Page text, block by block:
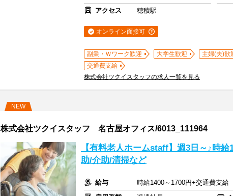
アクセス
穂積駅
オンライン面接可
副業・Ｗワーク歓迎 大学生歓迎 主婦(夫)歓
交通費支給
株式会社ツクイスタッフの求人一覧を見る
NEW
株式会社ツクイスタッフ 名古屋オフィス/6013_111964
【有料老人ホームstaff】週3日～♪時
助/介助/清掃など
給与
時給1400～1700円+交通費支給